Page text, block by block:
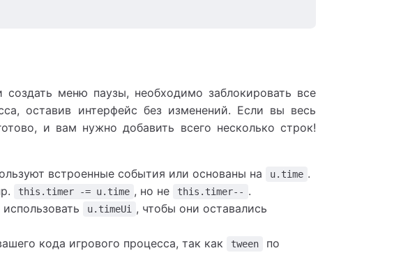
меню паузы, необходимо заблокировать все
оставив интерфейс без изменений. Если вы весь
и вам нужно добавить всего несколько строк!
встроенные события или основаны на u.time .
this.timer -= u.time , но не this.timer-- .
u.timeUi
, чтобы они оставались
кода игрового процесса, так как tween
по